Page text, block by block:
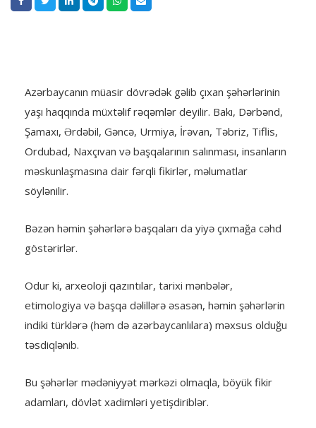
Azərbaycanın müasir dövrədək gəlib çıxan şəhərlərinin
yaşı haqqında müxtəlif rəqəmlər deyilir. Bakı, Dərbənd,
Şamaxı, Ərdəbil, Gəncə, Urmiya, İrəvan, Təbriz, Tiflis,
Ordubad, Naxçıvan və başqalarının salınması, insanların
məskunlaşmasına dair fərqli fikirlər, məlumatlar
söylənilir.
Bəzən həmin şəhərlərə başqaları da yiyə çıxmağa cəhd
göstərirlər.
Odur ki, arxeoloji qazıntılar, tarixi mənbələr,
etimologiya və başqa dəlillərə əsasən, həmin şəhərlərin
indiki türklərə (həm də azərbaycanlılara) məxsus olduğu
təsdiqlənib.
Bu şəhərlər mədəniyyət mərkəzi olmaqla, böyük fikir
adamları, dövlət xadimləri yetişdiriblər.